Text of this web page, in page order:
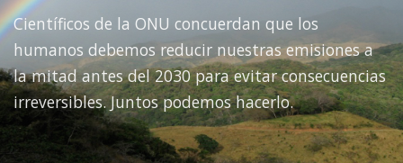
Científicos de la ONU concuerdan que los
humanos debemos reducir nuestras emisiones a
la mitad antes del 2030 para evitar consecuencias
irreversibles. Juntos podemos hacerlo.